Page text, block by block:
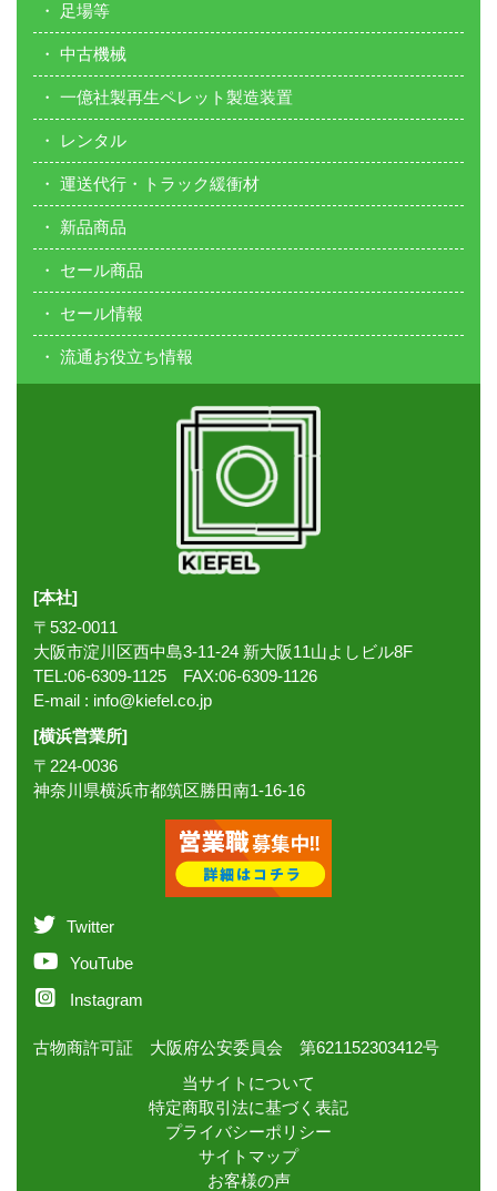
足場等
中古機械
一億社製再生ペレット製造装置
レンタル
運送代行・トラック緩衝材
新品商品
セール商品
セール情報
流通お役立ち情報
[本社]
〒532-0011
大阪市淀川区西中島3-11-24 新大阪11山よしビル8F
TEL:06-6309-1125 FAX:06-6309-1126
E-mail : info@kiefel.co.jp
[横浜営業所]
〒224-0036
神奈川県横浜市都筑区勝田南1-16-16
Twitter
YouTube
Instagram
古物商許可証 大阪府公安委員会 第621152303412号
当サイトについて
特定商取引法に基づく表記
プライバシーポリシー
サイトマップ
お客様の声